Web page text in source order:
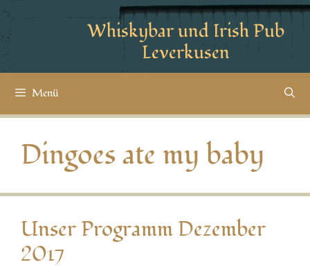
Whiskybar und Irish Pub
Leverkusen
Menü
Dingoes ate my baby
Unser Programm Dezember
2017